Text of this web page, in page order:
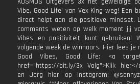
Vibe, Good Life’ van Vex King weg! Een
direct helpt aan die positieve mindset.
comments weten op welk moment jij
Vibes en positiviteit kunt gebruiken!
volgende week de winnaars. Hier lees je
Good Vibes, Good Life: <a
href="https://bit.ly/3x Volg">Klik hier</
en Jorg hier op Instagram: